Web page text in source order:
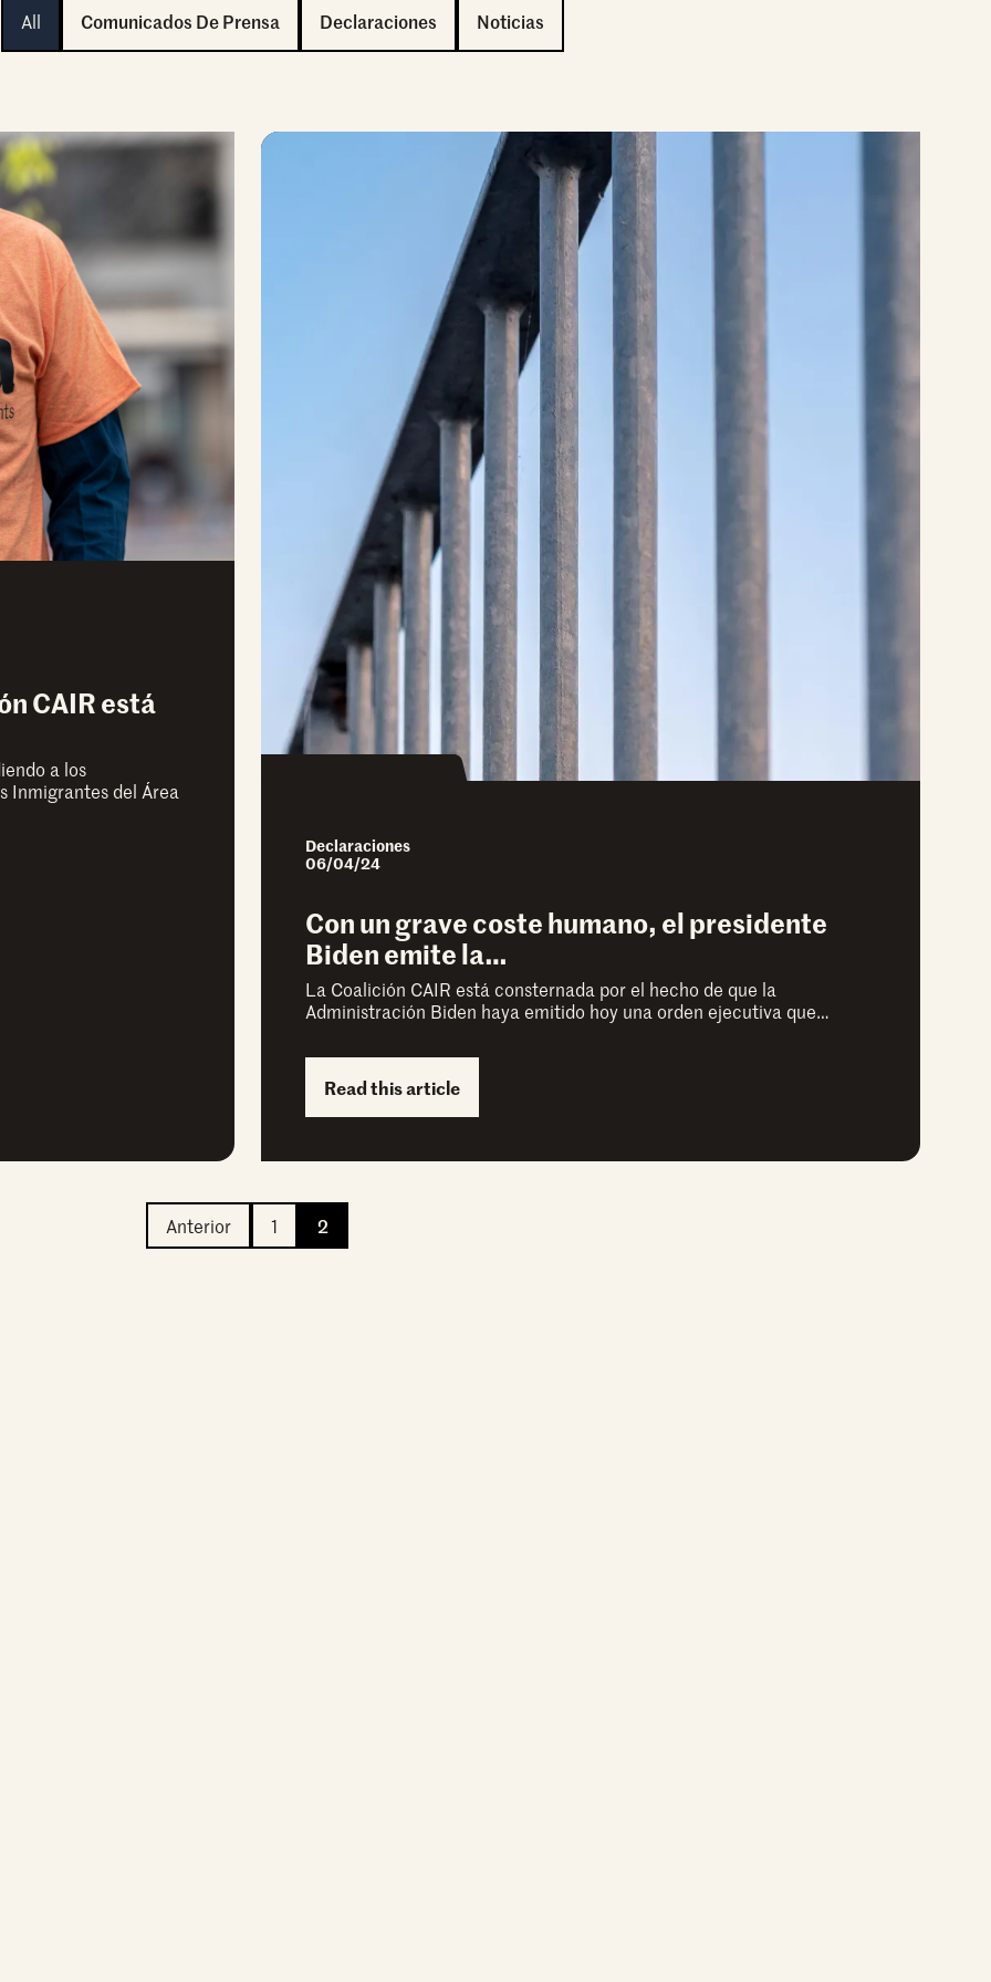
All Comunicados De Prensa Declaraciones Noticias
CAIR está
a los
Inmigrantes del Área
Declaraciones
06/04/24
Con un grave coste humano, el presidente
Biden emite la…
La Coalición CAIR está consternada por el hecho de que la
Administración Biden haya emitido hoy una orden ejecutiva que…
Read this article
Anterior 1 2